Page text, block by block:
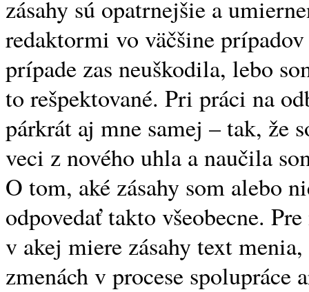
zásahy sú opatrnejšie a
redaktormi vo väčšine
prípade zas neuškodila, lebo
to rešpektované. Pri práci na
párkrát aj mne samej – tak, že
veci z nového uhla a naučila
O tom, aké zásahy som alebo
odpovedať takto všeobecne.
v akej miere zásahy text
zmenách v procese spolupráce